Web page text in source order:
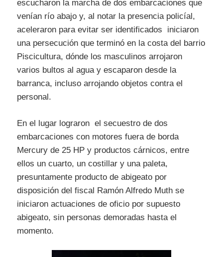
escucharon la marcha de dos embarcaciones que
venían río abajo y, al notar la presencia policíal,
aceleraron para evitar ser identificados iniciaron
una persecución que terminó en la costa del barrio
Piscicultura, dónde los masculinos arrojaron
varios bultos al agua y escaparon desde la
barranca, incluso arrojando objetos contra el
personal.
En el lugar lograron el secuestro de dos
embarcaciones con motores fuera de borda
Mercury de 25 HP y productos cárnicos, entre
ellos un cuarto, un costillar y una paleta,
presuntamente producto de abigeato por
disposición del fiscal Ramón Alfredo Muth se
iniciaron actuaciones de oficio por supuesto
abigeato, sin personas demoradas hasta el
momento.